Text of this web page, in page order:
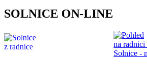
SOLNICE ON-LINE